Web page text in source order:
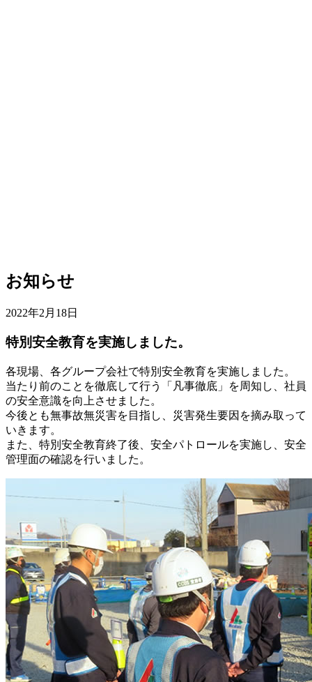
お知らせ
2022年2月18日
特別安全教育を実施しました。
各現場、各グループ会社で特別安全教育を実施しました。
当たり前のことを徹底して行う「凡事徹底」を周知し、社員
の安全意識を向上させました。
今後とも無事故無災害を目指し、災害発生要因を摘み取って
いきます。
また、特別安全教育終了後、安全パトロールを実施し、安全
管理面の確認を行いました。